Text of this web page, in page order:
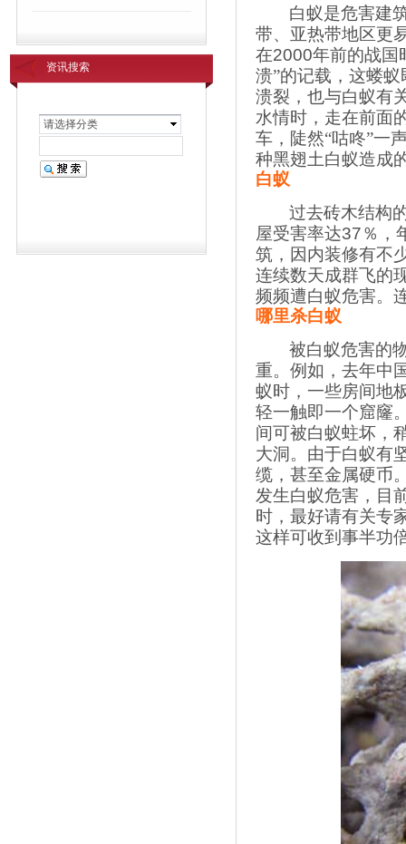
资讯搜索
请选择分类
白蚁是危害建
带、亚热带地区更
在2000年前的战国
溃”的记载，这蝼
溃裂，也与白蚁有
水情时，走在前面
车，陡然“咕咚”一
种黑翅土白蚁造成
白蚁
过去砖木结构
屋受害率达37％，
筑，因内装修有不
连续数天成群飞的
频频遭白蚁危害。
哪里杀白蚁
被白蚁危害的
重。例如，去年中
蚁时，一些房间地
轻一触即一个窟窿
间可被白蚁蛀坏，
大洞。由于白蚁有
缆，甚至金属硬币
发生白蚁危害，目
时，最好请有关专
这样可收到事半功